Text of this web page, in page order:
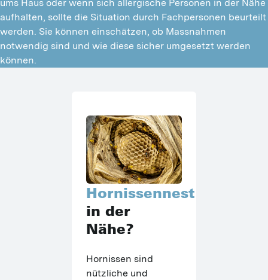
ums Haus oder wenn sich allergische Personen in der Nähe
aufhalten, sollte die Situation durch Fachpersonen beurteilt
werden. Sie können einschätzen, ob Massnahmen
notwendig sind und wie diese sicher umgesetzt werden
können.
Hornissennest
in der
Nähe?
Hornissen sind
nützliche und